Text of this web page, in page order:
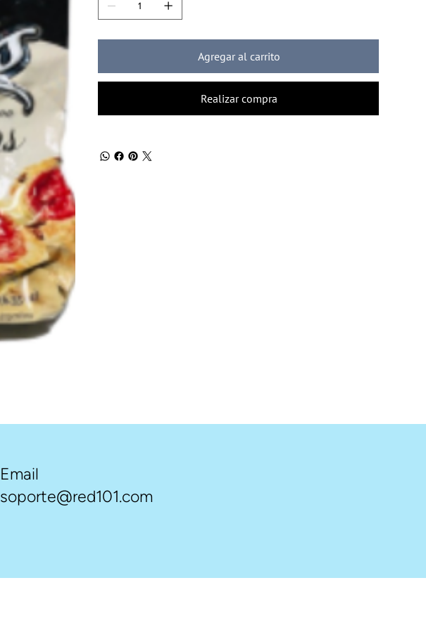
Agregar al carrito
Realizar compra
Email
soporte@red101.com